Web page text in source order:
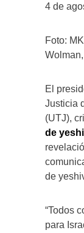
4 de
Foto:
El
Justicia
(UTJ),
de
de
“Todos
para